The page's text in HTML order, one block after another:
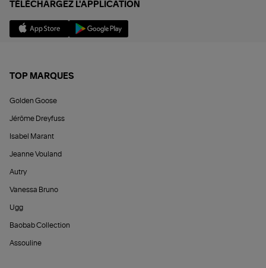
TÉLÉCHARGEZ L'APPLICATION
TOP MARQUES
Golden Goose
Jérôme Dreyfuss
Isabel Marant
Jeanne Vouland
Autry
Vanessa Bruno
Ugg
Baobab Collection
Assouline